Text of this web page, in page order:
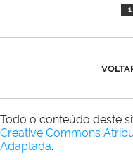
1
Todo o conteúdo deste
Creative Commons
Adaptada.